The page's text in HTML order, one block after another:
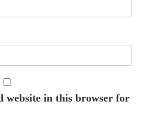
website in this browser for